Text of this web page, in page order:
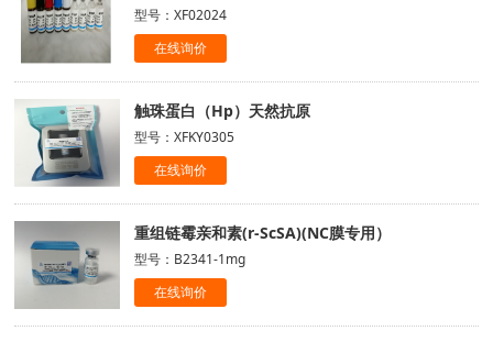
型号：XF02024
在线询价
触珠蛋白（Hp）天然抗原
型号：XFKY0305
在线询价
重组链霉亲和素(r-ScSA)(NC膜专用）
型号：B2341-1mg
在线询价